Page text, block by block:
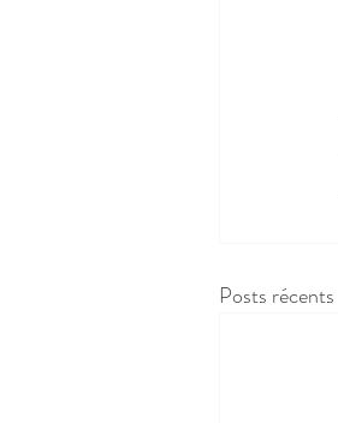
Posts récents